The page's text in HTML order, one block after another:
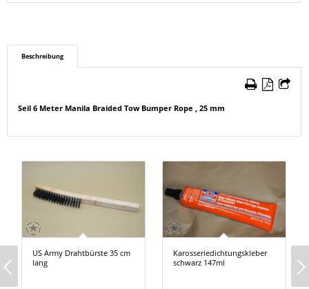
Beschreibung
Seil 6 Meter Manila Braided Tow Bumper Rope , 25 mm
US Army Drahtbürste 35 cm
lang
Karosseriedichtungskleber
schwarz 147ml